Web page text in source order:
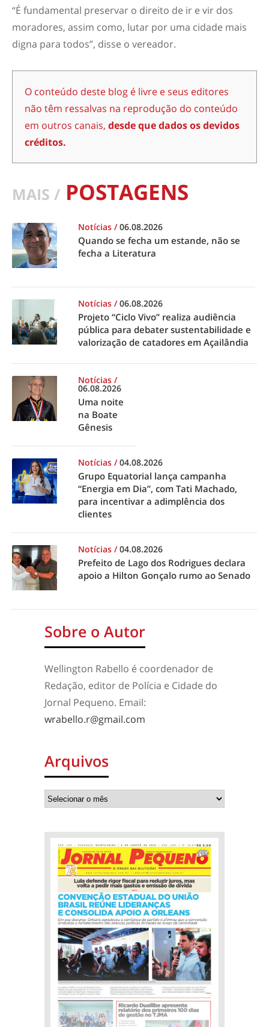
“É fundamental preservar o direito de ir e vir dos
moradores, assim como, lutar por uma cidade mais
digna para todos”, disse o vereador.
O conteúdo deste blog é livre e seus editores
não têm ressalvas na reprodução do conteúdo
em outros canais, desde que dados os devidos
créditos.
MAIS / POSTAGENS
Notícias /06.08.2026
Quando se fecha um estande, não se
fecha a Literatura
Notícias /06.08.2026
Projeto “Ciclo Vivo” realiza audiência
pública para debater sustentabilidade e
valorização de catadores em Açailândia
Notícias /
06.08.2026
Uma noite
na Boate
Gênesis
Notícias /04.08.2026
Grupo Equatorial lança campanha
“Energia em Dia”, com Tati Machado,
para incentivar a adimplência dos
clientes
Notícias /04.08.2026
Prefeito de Lago dos Rodrigues declara
apoio a Hilton Gonçalo rumo ao Senado
Sobre o Autor
Wellington Rabello é coordenador de
Redação, editor de Polícia e Cidade do
Jornal Pequeno. Email:
wrabello.r@gmail.com
Arquivos